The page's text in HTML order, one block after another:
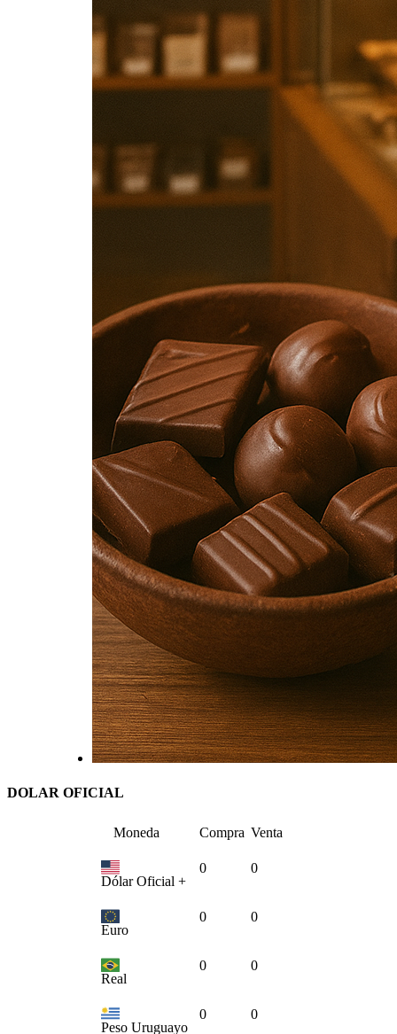
DOLAR OFICIAL
Moneda Compra Venta
Dólar Oficial +
0 0
Euro
0 0
Real
0 0
Peso Uruguayo
0 0